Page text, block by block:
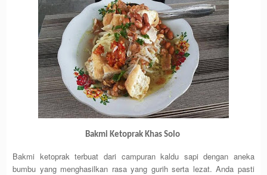
Bakmi Ketoprak Khas Solo
Bakmi ketoprak terbuat dari campuran kaldu sapi dengan aneka
bumbu yang menghasilkan rasa yang gurih serta lezat. Anda pasti